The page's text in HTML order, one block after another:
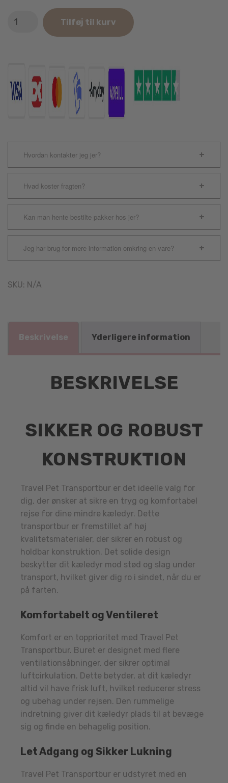
Pet
Tilføj til kurv
Hvordan kontakter jeg jer?
Hvad koster fragten?
Kan man hente bestilte pakker hos jer?
Jeg har brug for mere information omkring en vare?
SKU: N/A
Beskrivelse Yderligere information
BESKRIVELSE
SIKKER OG ROBUST
KONSTRUKTION
Travel Pet Transportbur er det ideelle valg for
dig, der ønsker at sikre en tryg og komfortabel
rejse for dine mindre kæledyr. Dette
transportbur er fremstillet af høj
kvalitetsmaterialer, der sikrer en robust og
holdbar konstruktion. Det solide design
beskytter dit kæledyr mod stød og slag under
transport, hvilket giver dig ro i sindet, når du er
på farten.
Komfortabelt og Ventileret
Komfort er en topprioritet med Travel Pet
Transportbur. Buret er designet med flere
ventilationsåbninger, der sikrer optimal
luftcirkulation. Dette betyder, at dit kæledyr
altid vil have frisk luft, hvilket reducerer stress
og ubehag under rejsen. Den rummelige
indretning giver dit kæledyr plads til at bevæge
sig og finde en behagelig position.
Let Adgang og Sikker Lukning
Travel Pet Transportbur er udstyret med en